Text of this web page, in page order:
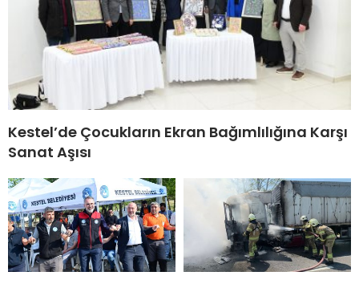
Kestel’de Çocukların Ekran Bağımlılığına Karşı
Sanat Aşısı